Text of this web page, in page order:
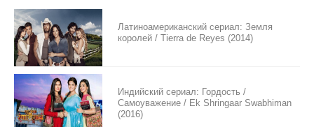
Латиноамериканский сериал: Земля
королей / Tierra de Reyes (2014)
Индийский сериал: Гордость /
Самоуважение / Ek Shringaar Swabhiman
(2016)